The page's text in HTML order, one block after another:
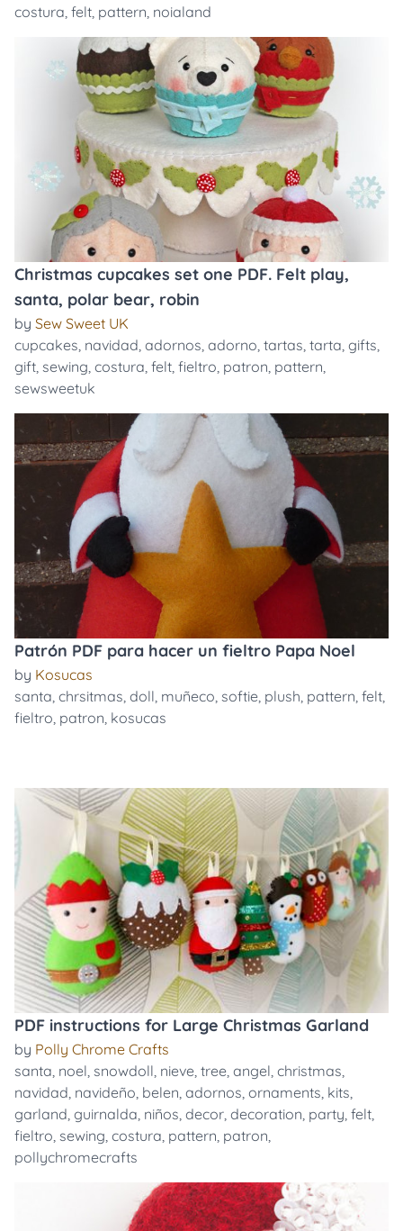
costura, felt, pattern, noialand
Christmas cupcakes set one PDF. Felt play,
santa, polar bear, robin
by Sew Sweet UK
cupcakes, navidad, adornos, adorno, tartas, tarta, gifts,
gift, sewing, costura, felt, fieltro, patron, pattern,
sewsweetuk
Patrón PDF para hacer un fieltro Papa Noel
by Kosucas
santa, chrsitmas, doll, muñeco, softie, plush, pattern, felt,
fieltro, patron, kosucas
PDF instructions for Large Christmas Garland
by Polly Chrome Crafts
santa, noel, snowdoll, nieve, tree, angel, christmas,
navidad, navideño, belen, adornos, ornaments, kits,
garland, guirnalda, niños, decor, decoration, party, felt,
fieltro, sewing, costura, pattern, patron,
pollychromecrafts